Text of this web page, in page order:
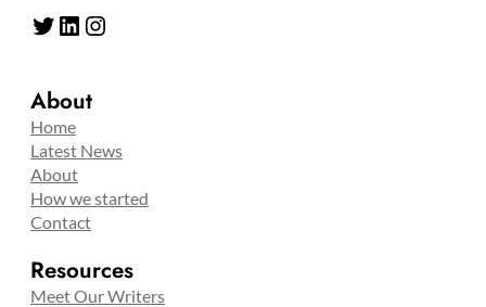
Twitter LinkedIn Instagram
About
Home
Latest News
About
How we started
Contact
Resources
Meet Our Writers